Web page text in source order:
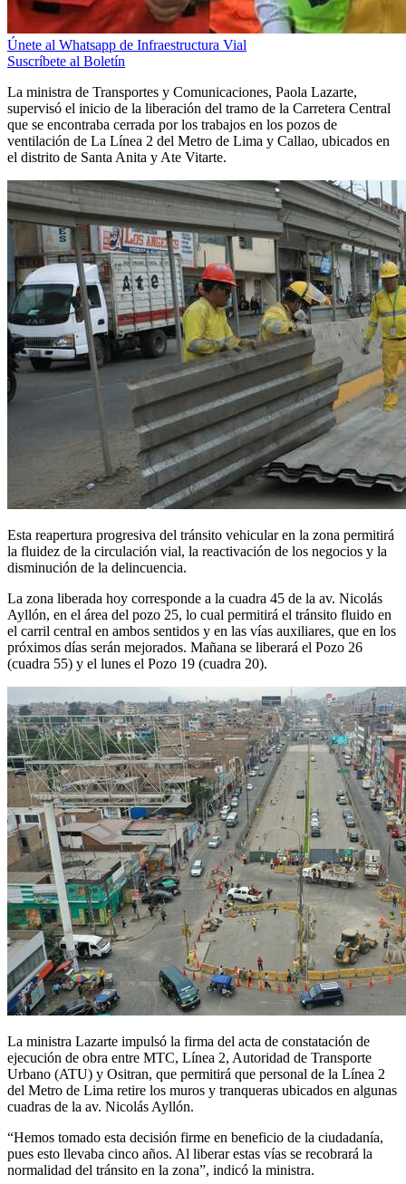
Únete al Whatsapp de Infraestructura Vial
Suscríbete al Boletín
La ministra de Transportes y Comunicaciones, Paola Lazarte,
supervisó el inicio de la liberación del tramo de la Carretera Central
que se encontraba cerrada por los trabajos en los pozos de
ventilación de La Línea 2 del Metro de Lima y Callao, ubicados en
el distrito de Santa Anita y Ate Vitarte.
Esta reapertura progresiva del tránsito vehicular en la zona permitirá
la fluidez de la circulación vial, la reactivación de los negocios y la
disminución de la delincuencia.
La zona liberada hoy corresponde a la cuadra 45 de la av. Nicolás
Ayllón, en el área del pozo 25, lo cual permitirá el tránsito fluido en
el carril central en ambos sentidos y en las vías auxiliares, que en los
próximos días serán mejorados. Mañana se liberará el Pozo 26
(cuadra 55) y el lunes el Pozo 19 (cuadra 20).
La ministra Lazarte impulsó la firma del acta de constatación de
ejecución de obra entre MTC, Línea 2, Autoridad de Transporte
Urbano (ATU) y Ositran, que permitirá que personal de la Línea 2
del Metro de Lima retire los muros y tranqueras ubicados en algunas
cuadras de la av. Nicolás Ayllón.
“Hemos tomado esta decisión firme en beneficio de la ciudadanía,
pues esto llevaba cinco años. Al liberar estas vías se recobrará la
normalidad del tránsito en la zona”, indicó la ministra.